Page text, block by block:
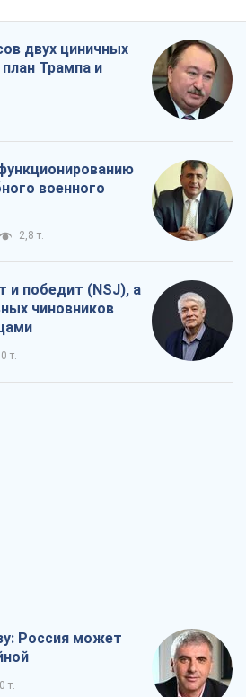
двух циничных
Трампа и
военного
2,8 т.
и победит (NSJ), а
чиновников
т.
Россия может
т.